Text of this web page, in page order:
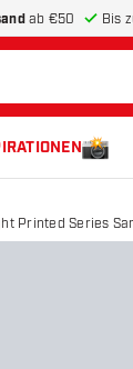
ab €50 Bis
Printed Series